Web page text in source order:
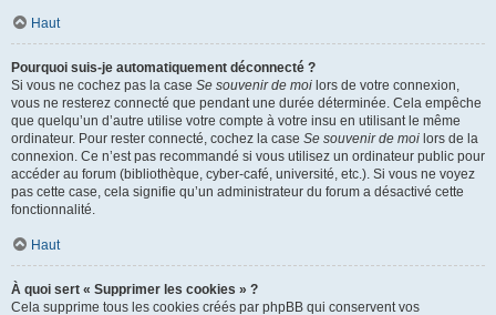
Haut
Pourquoi suis-je automatiquement déconnecté ?
Si vous ne cochez pas la case Se souvenir de moi lors de votre connexion,
vous ne resterez connecté que pendant une durée déterminée. Cela empêche
que quelqu’un d’autre utilise votre compte à votre insu en utilisant le même
ordinateur. Pour rester connecté, cochez la case Se souvenir de moi lors de la
connexion. Ce n’est pas recommandé si vous utilisez un ordinateur public pour
accéder au forum (bibliothèque, cyber-café, université, etc.). Si vous ne voyez
pas cette case, cela signifie qu’un administrateur du forum a désactivé cette
fonctionnalité.
Haut
À quoi sert « Supprimer les cookies » ?
Cela supprime tous les cookies créés par phpBB qui conservent vos